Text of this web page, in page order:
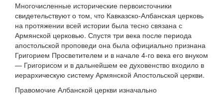
Многочисленные исторические первоисточники
свидетельствуют о том, что Кавказско-Албанская церковь
на протяжении всей истории была тесно связана с
Армянской церковью. Спустя три века после периода
апостольской проповеди она была официально признана
Григорием Просветителем и в начале 4-го века его внуком
— Григорисом и в дальнейшем ее духовенство входило в
иерархическую систему Армянской Апостольской церкви.
Правомочие Албанской церкви изначально